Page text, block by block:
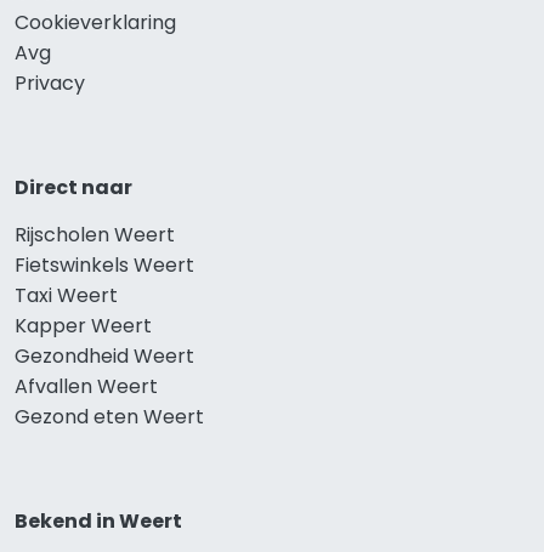
Cookieverklaring
Avg
Privacy
Direct naar
Rijscholen Weert
Fietswinkels Weert
Taxi Weert
Kapper Weert
Gezondheid Weert
Afvallen Weert
Gezond eten Weert
Bekend in Weert